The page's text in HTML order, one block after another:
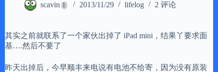
scavin 2013/11/29 lifelog 2 评论
其实之前就联系了一个家伙出掉了 iPad mini，结果丫要求面
基….然后不要了
昨天出掉后，今早顺丰来电说有电池不给寄，因为没有原装